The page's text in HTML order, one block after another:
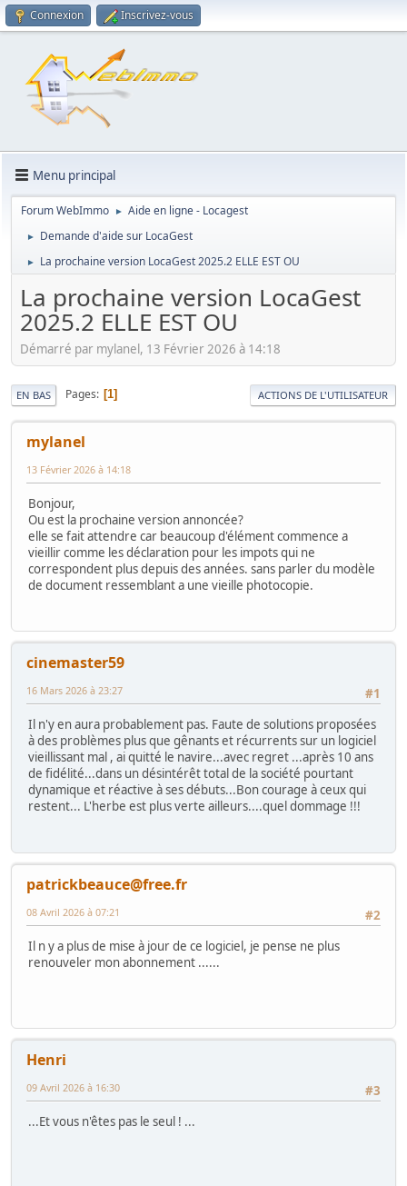
Connexion Inscrivez-vous
Menu principal
Forum WebImmo ► Aide en ligne - Locagest
► Demande d'aide sur LocaGest
► La prochaine version LocaGest 2025.2 ELLE EST OU
La prochaine version LocaGest
2025.2 ELLE EST OU
Démarré par mylanel, 13 Février 2026 à 14:18
EN BAS Pages 1 ACTIONS DE L'UTILISATEUR
mylanel
13 Février 2026 à 14:18
Bonjour,
Ou est la prochaine version annoncée?
elle se fait attendre car beaucoup d'élément commence a
vieillir comme les déclaration pour les impots qui ne
correspondent plus depuis des années. sans parler du modèle
de document ressemblant a une vieille photocopie.
cinemaster59
#1
16 Mars 2026 à 23:27
Il n'y en aura probablement pas. Faute de solutions proposées
à des problèmes plus que gênants et récurrents sur un logiciel
vieillissant mal , ai quitté le navire...avec regret ...après 10 ans
de fidélité...dans un désintérêt total de la société pourtant
dynamique et réactive à ses débuts...Bon courage à ceux qui
restent... L'herbe est plus verte ailleurs....quel dommage !!!
patrickbeauce@free.fr
#2
08 Avril 2026 à 07:21
Il n y a plus de mise à jour de ce logiciel, je pense ne plus
renouveler mon abonnement ......
Henri
#3
09 Avril 2026 à 16:30
...Et vous n'êtes pas le seul ! ...